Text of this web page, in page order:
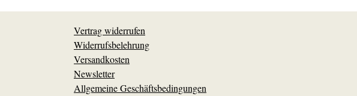
Vertrag widerrufen
Widerrufsbelehrung
Versandkosten
Newsletter
Allgemeine Geschäftsbedingungen